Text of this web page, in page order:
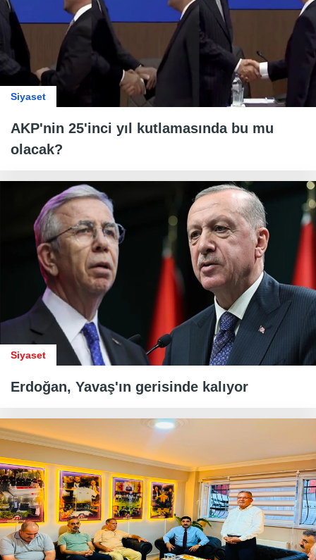
Siyaset
AKP'nin 25'inci yıl kutlamasında bu mu
olacak?
Siyaset
Erdoğan, Yavaş'ın gerisinde kalıyor